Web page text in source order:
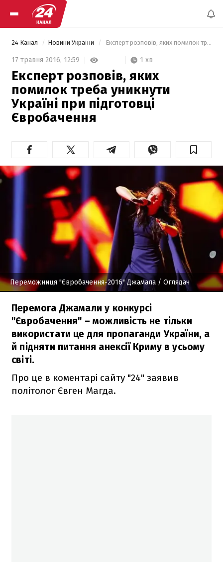
24 Канал Новини України Експерт розповів, яких помилок треба уникнути Україні при підготовці Євробачення
17 травня 2016, 12:59 1 хв
Експерт розповів, яких
помилок треба уникнути
Україні при підготовці
Євробачення
Переможниця "Євробачення-2016" Джамала / Оглядач
Перемога Джамали у конкурсі
"Євробачення" – можливість не тільки
використати це для пропаганди України, а
й підняти питання анексії Криму в усьому
світі.
Про це в коментарі сайту "24" заявив
політолог Євген Магда.